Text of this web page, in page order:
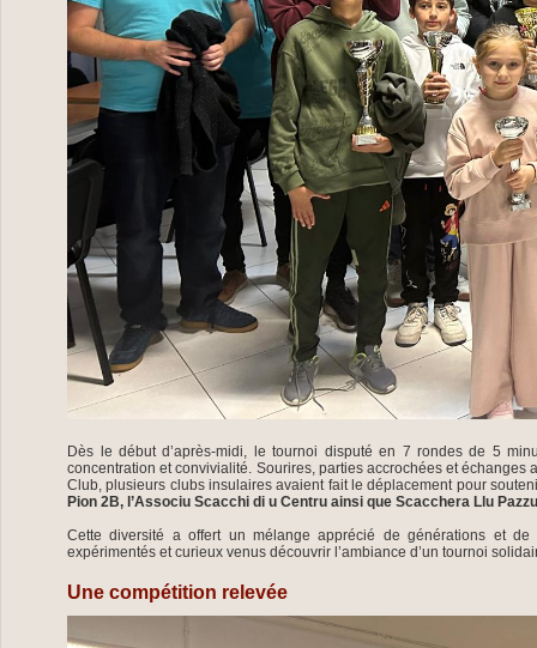
Dès le début d’après-midi, le tournoi disputé en 7 rondes de 5
concentration et convivialité. Sourires, parties accrochées et
Club, plusieurs clubs insulaires avaient fait le déplacement pour
Pion 2B, l’Associu Scacchi di u Centru ainsi que Scacchera Llu
Cette diversité a offert un mélange apprécié de générations et
expérimentés et curieux venus découvrir l’ambiance d’un tournoi
Une compétition relevée